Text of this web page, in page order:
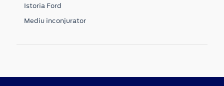
Istoria Ford
Mediu inconjurator